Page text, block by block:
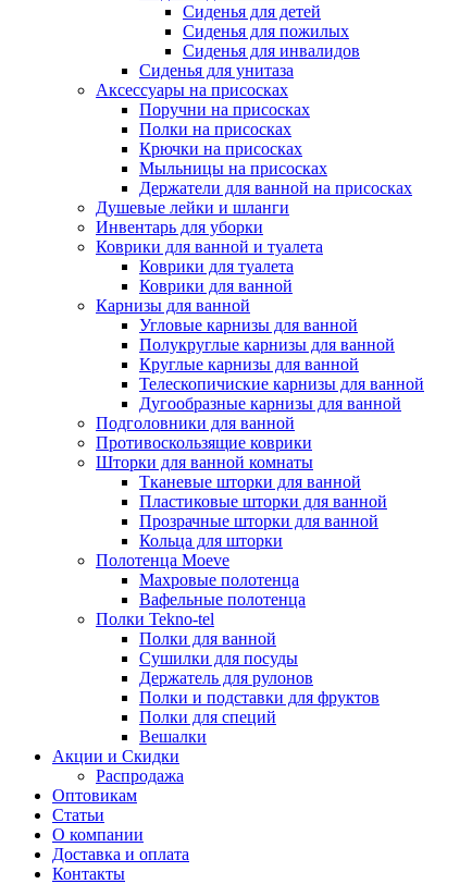
Сиденья для детей
Сиденья для пожилых
Сиденья для инвалидов
Сиденья для унитаза
Аксессуары на присосках
Поручни на присосках
Полки на присосках
Крючки на присосках
Мыльницы на присосках
Держатели для ванной на присосках
Душевые лейки и шланги
Инвентарь для уборки
Коврики для ванной и туалета
Коврики для туалета
Коврики для ванной
Карнизы для ванной
Угловые карнизы для ванной
Полукруглые карнизы для ванной
Круглые карнизы для ванной
Телескопичиские карнизы для ванной
Дугообразные карнизы для ванной
Подголовники для ванной
Противоскользящие коврики
Шторки для ванной комнаты
Тканевые шторки для ванной
Пластиковые шторки для ванной
Прозрачные шторки для ванной
Кольца для шторки
Полотенца Moeve
Махровые полотенца
Вафельные полотенца
Полки Tekno-tel
Полки для ванной
Сушилки для посуды
Держатель для рулонов
Полки и подставки для фруктов
Полки для специй
Вешалки
Акции и Скидки
Распродажа
Оптовикам
Статьи
О компании
Доставка и оплата
Контакты